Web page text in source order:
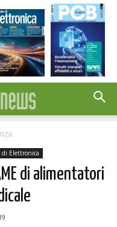
di Elettronica
di alimentatori